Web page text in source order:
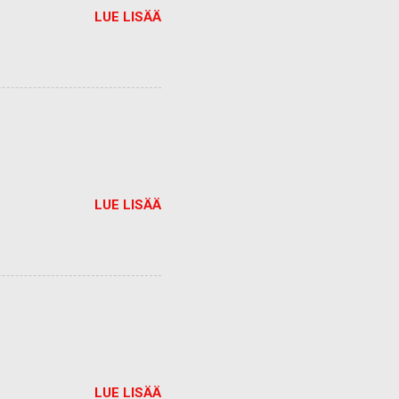
LUE LISÄÄ
LUE LISÄÄ
LUE LISÄÄ